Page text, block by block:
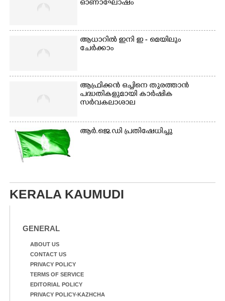
ഓണാഘോഷം
ആധാറിൽ ഇനി ഇ - മെയിലും
ചേർക്കാം
ആഫ്രിക്കൻ ഒച്ചിനെ തുരത്താൻ
പദ്ധതികളുമായി കാർഷിക
സർവകലാശാല
ആർ.ജെ.ഡി പ്രതിഷേധിച്ചു
KERALA KAUMUDI
GENERAL
ABOUT US
CONTACT US
PRIVACY POLICY
TERMS OF SERVICE
EDITORIAL POLICY
PRIVACY POLICY-KAZHCHA